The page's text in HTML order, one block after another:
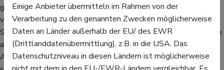
genommen werden, besonders, wenn ein allergisches Asthma
vorliegt. Die Mittel der Wahl wären hier Budesonid und
Salbutamol. Die Anwendung egal welcher Medikamente sollte
auf jeden Fall vorher mit der Ärztin oder dem Arzt, der
Apothekerin oder dem Apotheker abgesprochen werden, um
Einige Anbieter übermitteln im Rahmen von der
Verarbeitung zu den genannten Zwecken möglicherweise
Daten an Länder außerhalb der EU/ des EWR
(Drittlanddatenübermittlung), z.B. in die USA. Das
Datenschutzniveau in diesen Ländern ist möglicherweise